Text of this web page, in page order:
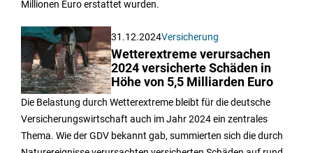
Millionen Euro erstattet wurden.
31.12.2024Versicherung
Wetterextreme verursachen
2024 versicherte Schäden in
Höhe von 5,5 Milliarden Euro
Die Belastung durch Wetterextreme bleibt für die deutsche
Versicherungswirtschaft auch im Jahr 2024 ein zentrales
Thema. Wie der GDV bekannt gab, summierten sich die durch